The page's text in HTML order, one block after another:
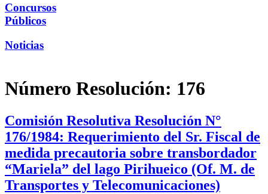
Concursos
Públicos
Noticias
Número Resolución: 176
Comisión Resolutiva Resolución N°
176/1984: Requerimiento del Sr. Fiscal de
medida precautoria sobre transbordador
“Mariela” del lago Pirihueico (Of. M. de
Transportes y Telecomunicaciones)